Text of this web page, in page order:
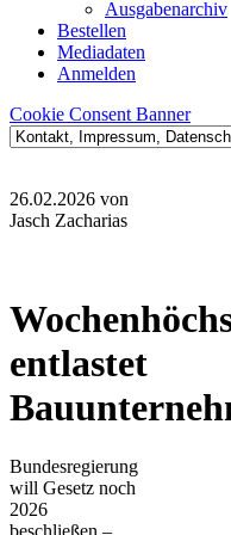
Ausgabenarchiv
Bestellen
Mediadaten
Anmelden
Cookie Consent Banner
26.02.2026 von
Jasch Zacharias
entlastet
Bundesregierung
will Gesetz noch
2026
beschließen –